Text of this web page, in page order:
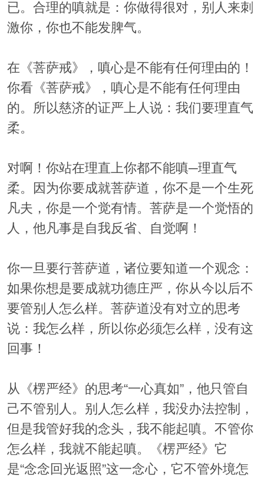
已。合理的嗔就是：你做得很对，别人来刺
激你，你也不能发脾气。
在《菩萨戒》，嗔心是不能有任何理由的！
你看《菩萨戒》，嗔心是不能有任何理由
的。所以慈济的证严上人说：我们要理直气
柔。
对啊！你站在理直上你都不能嗔─理直气
柔。因为你要成就菩萨道，你不是一个生死
凡夫，你是一个觉有情。菩萨是一个觉悟的
人，他凡事是自我反省、自觉啊！
你一旦要行菩萨道，诸位要知道一个观念：
如果你想是要成就功德庄严，你从今以后不
要管别人怎么样。菩萨道没有对立的思考
说：我怎么样，所以你必须怎么样，没有这
回事！
从《楞严经》的思考“一心真如”，他只管自
己不管别人。别人怎么样，我没办法控制，
但是我管好我的念头，我不能起嗔。不管你
怎么样，我就不能起嗔。《楞严经》它
是“念念回光返照”这一念心，它不管外境怎